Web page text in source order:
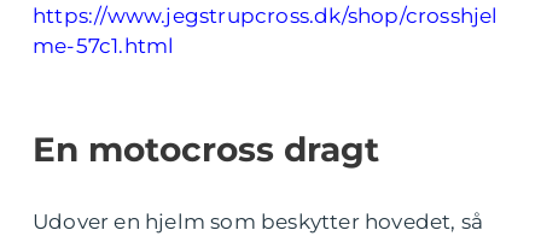
https://www.jegstrupcross.dk/shop/crosshjel
me-57c1.html
En motocross dragt
Udover en hjelm som beskytter hovedet, så